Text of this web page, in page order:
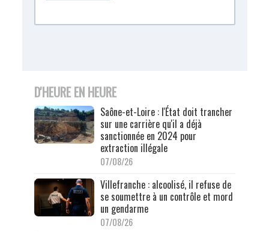
D'HEURE EN HEURE
Saône-et-Loire : l'État doit trancher
sur une carrière qu'il a déjà
sanctionnée en 2024 pour
extraction illégale
07/08/26
Villefranche : alcoolisé, il refuse de
se soumettre à un contrôle et mord
un gendarme
07/08/26